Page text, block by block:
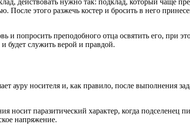
действовать нужно так: подклад, который чаще
этого разжечь костер и бросить в него
и попросить преподобного отца освятить его, при
будет служить верой и правдой.
ауру носителя и, как правило, после выполнения
носит паразитический характер, когда подселенец
напряжение.